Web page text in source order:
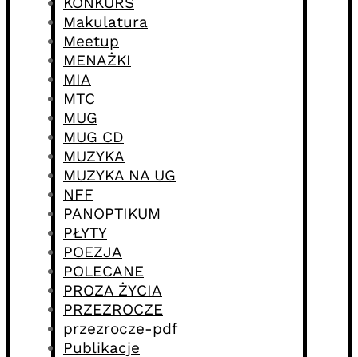
Makulatura
Meetup
MENAŻKI
MIA
MTC
MUG
MUG CD
MUZYKA
MUZYKA NA UG
NFF
PANOPTIKUM
PŁYTY
POEZJA
POLECANE
PROZA ŻYCIA
PRZEZROCZE
przezrocze-pdf
Publikacje